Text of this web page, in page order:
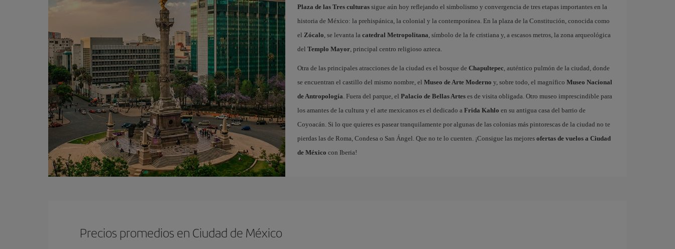
Plaza de las Tres culturassigue aún hoy reflejando el simbolismo y convergencia de tres etapas importantes en la
historia de México: la prehispánica, la colonial y la contemporánea. En la plaza de la Constitución, conocida como
el Zócalo, se levanta la catedral Metropolitana, símbolo de la fe cristiana y, a escasos metros, la zona arqueológica
del Templo Mayor, principal centro religioso azteca.
Otra de las principales atracciones de la ciudad es el bosque de Chapultepec, auténtico pulmón de la ciudad, donde
se encuentran el castillo del mismo nombre, el Museo de Arte Moderno y, sobre todo, el magnífico Museo Nacional
de Antropología. Fuera del parque, el Palacio de Bellas Arteses de visita obligada. Otro museo imprescindible para
los amantes de la cultura y el arte mexicanos es el dedicado a Frida Kahlo en su antigua casa del barrio de
Coyoacán. Si lo que quieres es pasear tranquilamente por algunas de las colonias más pintorescas de la ciudad no te
pierdas las de Roma, Condesa o San Ángel. Que no te lo cuenten. ¡Consigue las mejores ofertas de vuelos a Ciudad
de México con Iberia!
Precios promedios en Ciudad de México